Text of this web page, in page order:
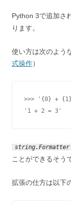
Python 3で追加さ
ります。
使い方は次のよう
式操作）
>>> '{0} +
'1 + 2 = 3'
string.Formatter
ことができるそう
拡張の仕方は以下